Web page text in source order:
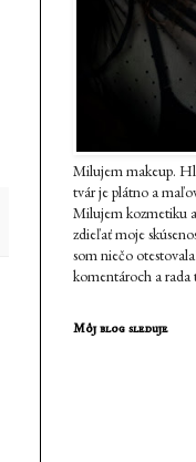
Milujem makeup.
tvár je plátno a
Milujem kozmetiku
zdieľať moje
som niečo
komentároch a rada
Môj blog sleduje